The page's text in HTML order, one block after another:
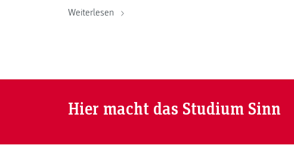
Weiterlesen
Hier macht das Studium Sinn